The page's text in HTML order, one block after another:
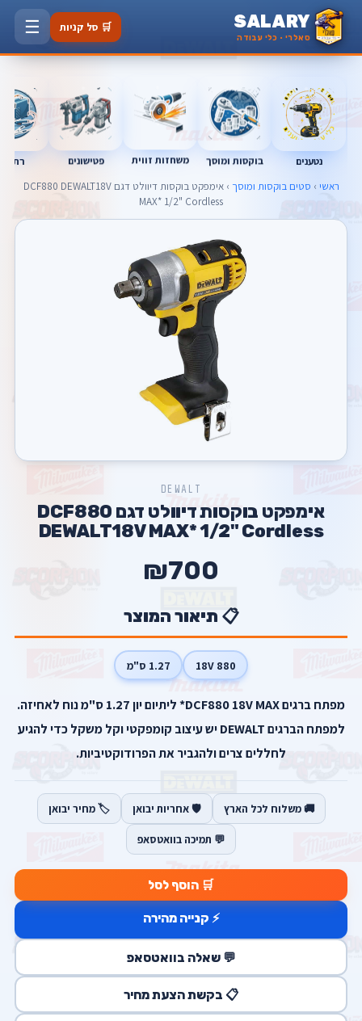
SALARY
סאלרי · כלי עבודה
🛒 סל קניות ☰
נטענים בוקסות ומוסך משחזות זווית פטישונים
ראשי › סטים בוקסות ומוסך
› אימפקט בוקסות דיוולט דגם DCF880 DEWALT18V
MAX* 1/2" Cordless
DEWALT
אימפקט בוקסות דיוולט דגם DCF880
DEWALT18V MAX* 1/2" Cordless
₪700
📋 תיאור המוצר
880 18V 1.27 ס"מ
מפתח ברגים DCF880 18V MAX* ליתיום יון 1.27 ס"מ נוח לאחיזה.
למפתח הברגים DEWALT יש עיצוב קומפקטי וקל משקל כדי להגיע
לחללים צרים ולהגביר את הפרודוקטיביות.
🚚 משלוח לכל הארץ 🛡️ אחריות יבואן 🏷️ מחיר יבואן
💬 תמיכה בוואטסאפ
🛒 הוסף לסל
⚡ קנייה מהירה
💬 שאלה בוואטסאפ
📋 בקשת הצעת מחיר